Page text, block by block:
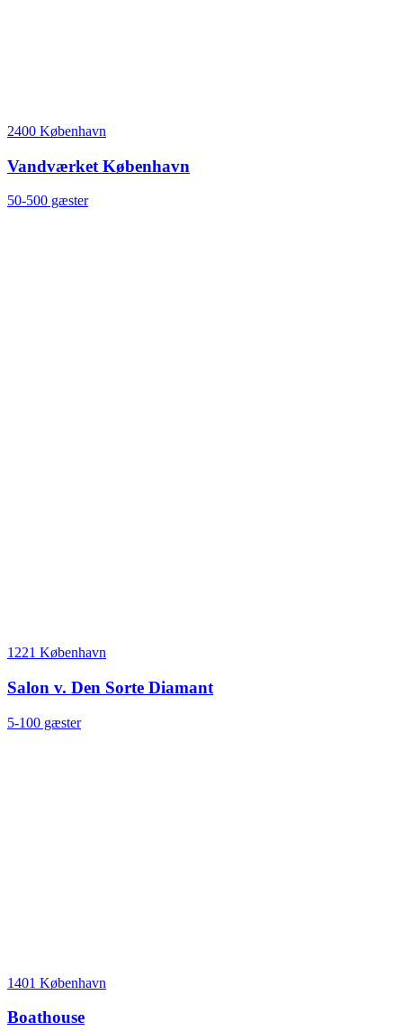
2400 København
Vandværket København
50-500 gæster
1221 København
Salon v. Den Sorte Diamant
5-100 gæster
1401 København
Boathouse